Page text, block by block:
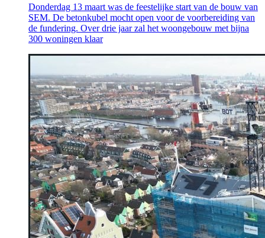
Donderdag 13 maart was de feestelijke start van de bouw van
SEM. De betonkubel mocht open voor de voorbereiding van
de fundering. Over drie jaar zal het woongebouw met bijna
300 woningen klaar